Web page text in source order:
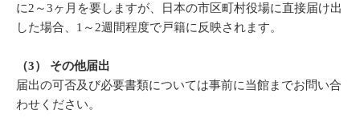
に2～3ヶ月を要しますが、日本の市区町村役場に直接届け出
した場合、1～2週間程度で戸籍に反映されます。
（3） その他届出
届出の可否及び必要書類については事前に当館までお問い合
わせください。